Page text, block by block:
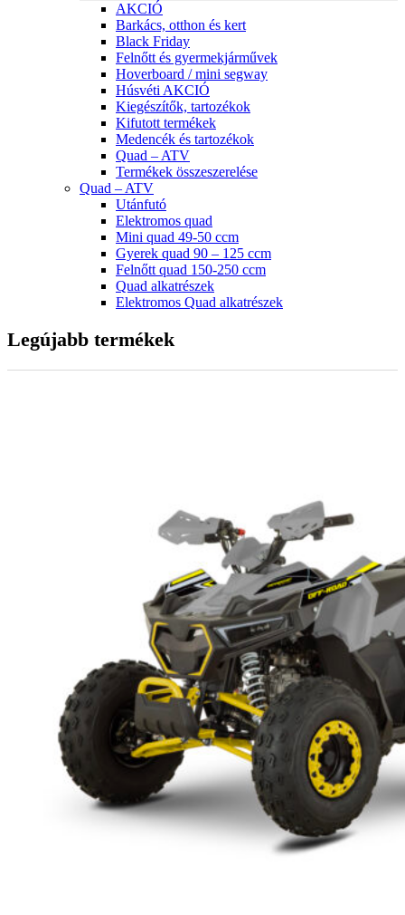
AKCIÓ
Barkács, otthon és kert
Black Friday
Felnőtt és gyermekjárművek
Hoverboard / mini segway
Húsvéti AKCIÓ
Kiegészítők, tartozékok
Kifutott termékek
Medencék és tartozékok
Quad – ATV
Termékek összeszerelése
Quad – ATV
Utánfutó
Elektromos quad
Mini quad 49-50 ccm
Gyerek quad 90 – 125 ccm
Felnőtt quad 150-250 ccm
Quad alkatrészek
Elektromos Quad alkatrészek
Legújabb termékek